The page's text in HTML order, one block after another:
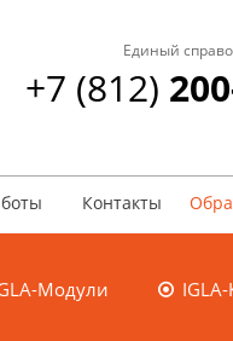

Модули
Единый
+7 (812)
Контакты